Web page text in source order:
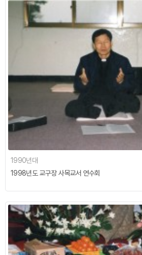
1990년대
1998년도 교구장 사목교서 연수회